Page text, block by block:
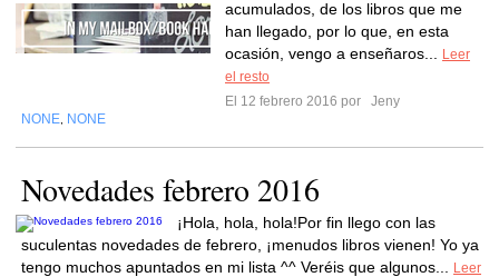
acumulados, de los libros que me
han llegado, por lo que, en esta
ocasión, vengo a enseñaros...
Leer
el resto
El 12 febrero 2016 por
Jeny
NONE NONE
Novedades febrero 2016
¡Hola, hola, hola!Por fin llego con las
suculentas novedades de febrero, ¡menudos libros vienen! Yo ya
tengo muchos apuntados en mi lista ^^ Veréis que algunos...
Leer